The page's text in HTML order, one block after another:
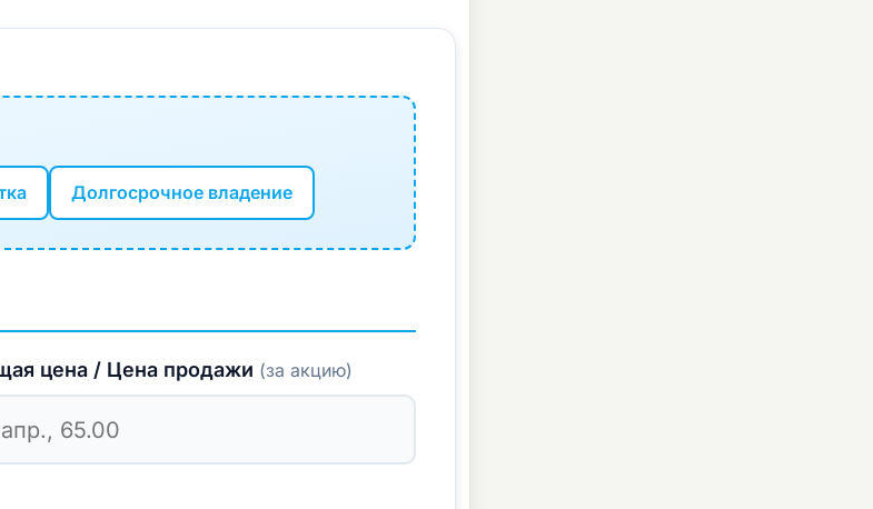
Долгосрочное владение
цена / Цена продажи (за акцию)